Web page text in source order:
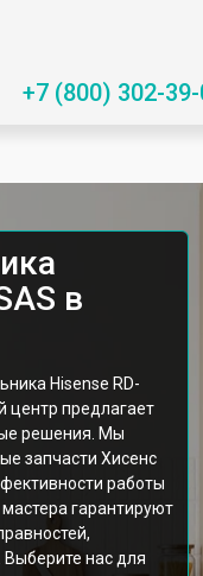
+7 (800) 302-
в
Hisense RD-
центр предлагает
решения. Мы
запчасти Хисенс
работы
гарантируют
нас для